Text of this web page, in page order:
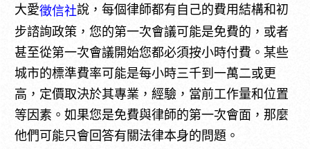
大愛徵信社說，每個律師都有自己的費用結構和初
步諮詢政策，您的第一次會議可能是免費的，或者
甚至從第一次會議開始您都必須按小時付費。某些
城市的標準費率可能是每小時三千到一萬二或更
高，定價取決於其專業，經驗，當前工作量和位置
等因素。如果您是免費與律師的第一次會面，那麼
他們可能只會回答有關法律本身的問題。